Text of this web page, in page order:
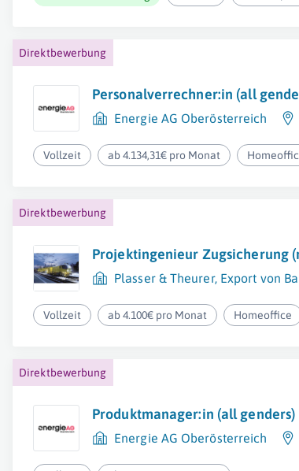
Direktbewerbung
Personalverrechner:in (all
Energie AG Oberösterreich
Vollzeit ab 4.134,31€ pro Monat
Direktbewerbung
Projektingenieur Zugsicherung
Plasser & Theurer, Export von
Vollzeit ab 4.100€ pro Monat Homeoffice
Direktbewerbung
Produktmanager:in (all genders)
Energie AG Oberösterreich